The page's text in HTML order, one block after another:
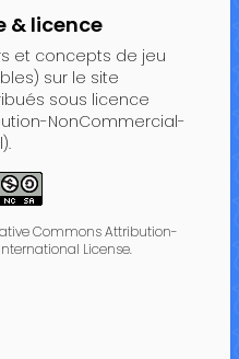
& licence
et concepts de jeu
sur le site
sous licence
NonCommercial-
Commons Attribution-
License.